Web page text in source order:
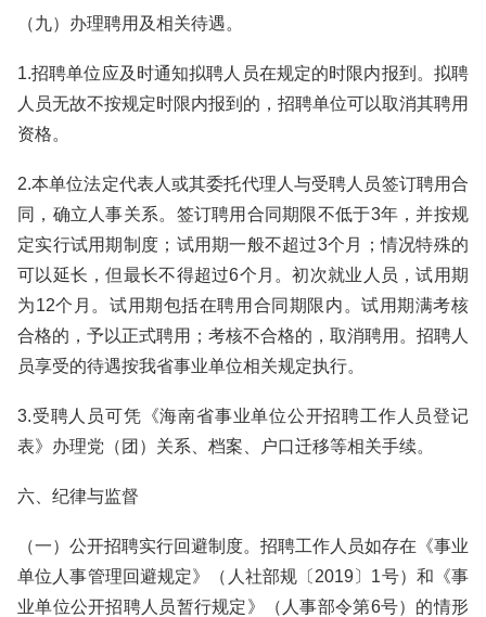
（九）办理聘用及相关待遇。
1.招聘单位应及时通知拟聘人员在规定的时限内报到。拟聘
人员无故不按规定时限内报到的，招聘单位可以取消其聘用
资格。
2.本单位法定代表人或其委托代理人与受聘人员签订聘用合
同，确立人事关系。签订聘用合同期限不低于3年，并按规
定实行试用期制度；试用期一般不超过3个月；情况特殊的
可以延长，但最长不得超过6个月。初次就业人员，试用期
为12个月。试用期包括在聘用合同期限内。试用期满考核
合格的，予以正式聘用；考核不合格的，取消聘用。招聘人
员享受的待遇按我省事业单位相关规定执行。
3.受聘人员可凭《海南省事业单位公开招聘工作人员登记
表》办理党（团）关系、档案、户口迁移等相关手续。
六、纪律与监督
（一）公开招聘实行回避制度。招聘工作人员如存在《事业
单位人事管理回避规定》（人社部规〔2019〕1号）和《事
业单位公开招聘人员暂行规定》（人事部令第6号）的情形